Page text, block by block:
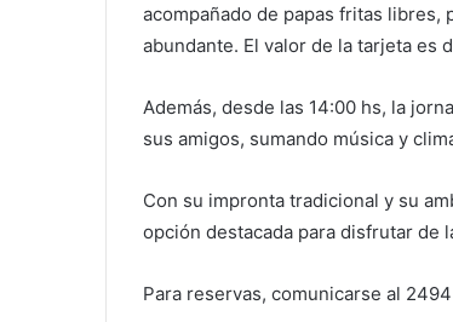
acompañado de papas fritas libres,
abundante. El valor de la tarjeta es
Además, desde las 14:00 hs, la
sus amigos, sumando música y
Con su impronta tradicional y su
opción destacada para disfrutar de
Para reservas, comunicarse al